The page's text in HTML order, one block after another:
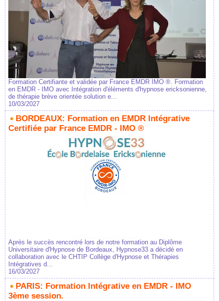
Formation Certifiante et validée par France EMDR IMO ®. Formation
en EMDR - IMO avec Intégration d'éléments d'hypnose ericksonienne,
de thérapie brève orientée solution e...
10/03/2027
BORDEAUX: Formation en EMDR Intégrative
Certifiée par France EMDR - IMO ®
Après le succès rencontré lors de notre formation au Diplôme
Universitaire d'Hypnose de Bordeaux, Hypnose33 a décidé en
collaboration avec le CHTIP Collège d'Hypnose et Thérapies
Intégratives d...
16/03/2027
PARIS: Formation Intégrative en EMDR - IMO
3ème session.